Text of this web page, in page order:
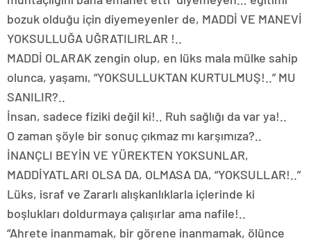
bozuk olduğu için diyemeyenler de, MADDİ VE MANEVİ
YOKSULLUĞA UĞRATILIRLAR !..
MADDİ OLARAK zengin olup, en lüks mala mülke sahip
olunca, yaşamı, “YOKSULLUKTAN KURTULMUŞ!..” MU
SANILIR?..
İnsan, sadece fiziki değil ki!.. Ruh sağlığı da var ya!..
O zaman şöyle bir sonuç çıkmaz mı karşımıza?..
İNANÇLI BEYİN VE YÜREKTEN YOKSUNLAR,
MADDİYATLARI OLSA DA, OLMASA DA, “YOKSULLAR!..”
Lüks, israf ve Zararlı alışkanlıklarla içlerinde ki
boşlukları doldurmaya çalışırlar ama nafile!..
“Ahrete inanmamak, bir görene inanmamak, ölünce